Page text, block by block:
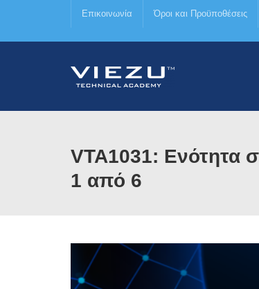
Επικοινωνία Όροι και Προϋποθέσεις
VTA1031: Ενότητα
1 από 6